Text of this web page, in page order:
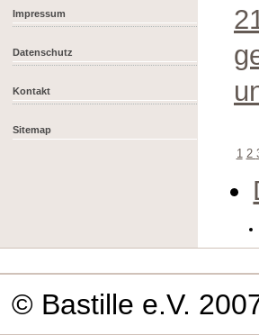
Impressum
Datenschutz
Kontakt
Sitemap
1 2
© Bastille e.V.